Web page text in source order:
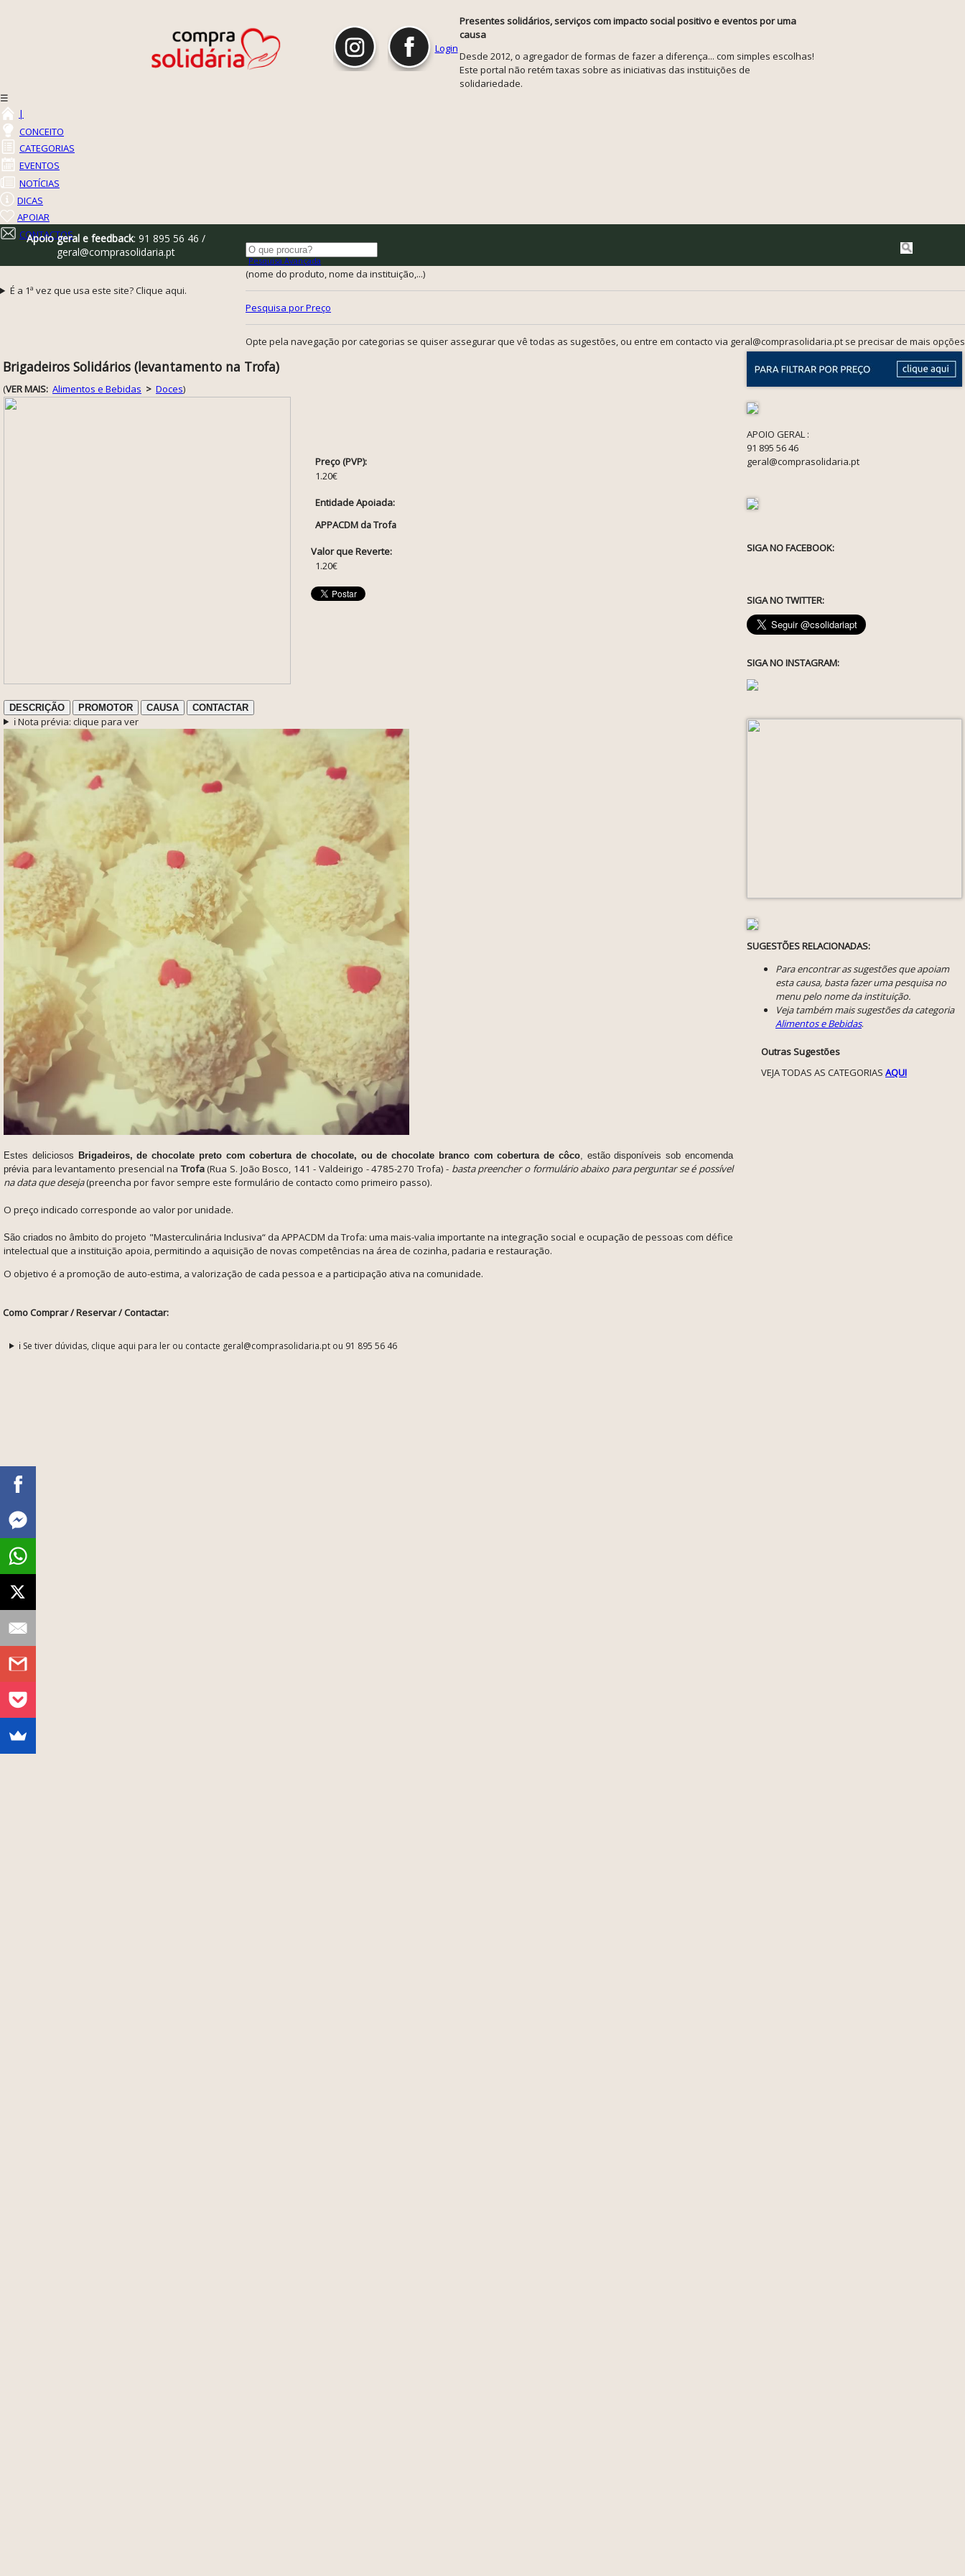
Login
Presentes solidários, serviços com impacto social positivo e eventos por uma
causa
Desde 2012, o agregador de formas de fazer a diferença... com simples escolhas!
Este portal não retém taxas sobre as iniciativas das instituições de
solidariedade.
☰
|
CONCEITO
CATEGORIAS
EVENTOS
NOTÍCIAS
DICAS
APOIAR
CONTACTOS
Pesquisa Avançada
(nome do produto, nome da instituição,...)
Pesquisa por Preço
Opte pela navegação por categorias se quiser assegurar que vê todas as sugestões, ou entre em contacto via geral@comprasolidaria.pt se precisar de mais opções
Apoio geral e feedback: 91 895 56 46 /
geral@comprasolidaria.pt
É a 1ª vez que usa este site? Clique aqui.
Brigadeiros Solidários (levantamento na Trofa)
(VER MAIS: Alimentos e Bebidas > Doces)
Preço (PVP):
1.20€
Entidade Apoiada:
APPACDM da Trofa
Valor que Reverte:
1.20€
DESCRIÇÃO PROMOTOR CAUSA CONTACTAR
ℹ️ Nota prévia: clique para ver
Estes deliciosos Brigadeiros, de chocolate preto com cobertura de chocolate, ou de chocolate branco com cobertura de côco, estãodisponíveis sob encomenda
prévia para levantamento presencial na Trofa(Rua S. João Bosco, 141 - Valdeirigo - 4785-270 Trofa) - basta preencher o formulário abaixo para perguntar se é possível
na data que deseja(preencha por favor sempre este formulário de contacto como primeiro passo).
O preço indicado corresponde ao valor por unidade.
Sãocriados no âmbito do projeto "Masterculinária Inclusiva“ da APPACDM da Trofa: uma mais-valia importante na integração social e ocupação de pessoas com défice
intelectual que a instituição apoia, permitindo a aquisição de novas competências na área de cozinha, padaria e restauração.
O objetivo é a promoção de auto-estima, a valorização de cada pessoa e a participação ativa na comunidade.
Como Comprar / Reservar / Contactar:
ℹ️ Se tiver dúvidas, clique aqui para ler ou contacte geral@comprasolidaria.pt ou 91 895 56 46
APOIO GERAL :
91 895 56 46
geral@comprasolidaria.pt
SIGA NO FACEBOOK:
SIGA NO TWITTER:
SIGA NO INSTAGRAM:
SUGESTÕES RELACIONADAS:
Para encontrar as sugestões que apoiam
esta causa, basta fazer uma pesquisa no
menu pelo nome da instituição.
Veja também mais sugestões da categoria
Alimentos e Bebidas.
Outras Sugestões
VEJA TODAS AS CATEGORIAS AQUI